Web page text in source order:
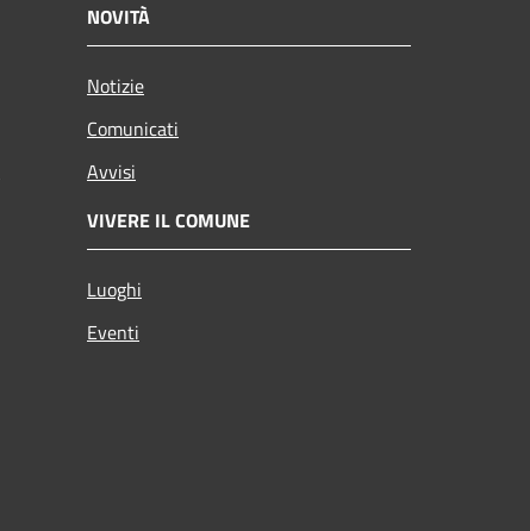
NOVITÀ
Notizie
Comunicati
Avvisi
VIVERE IL COMUNE
Luoghi
Eventi